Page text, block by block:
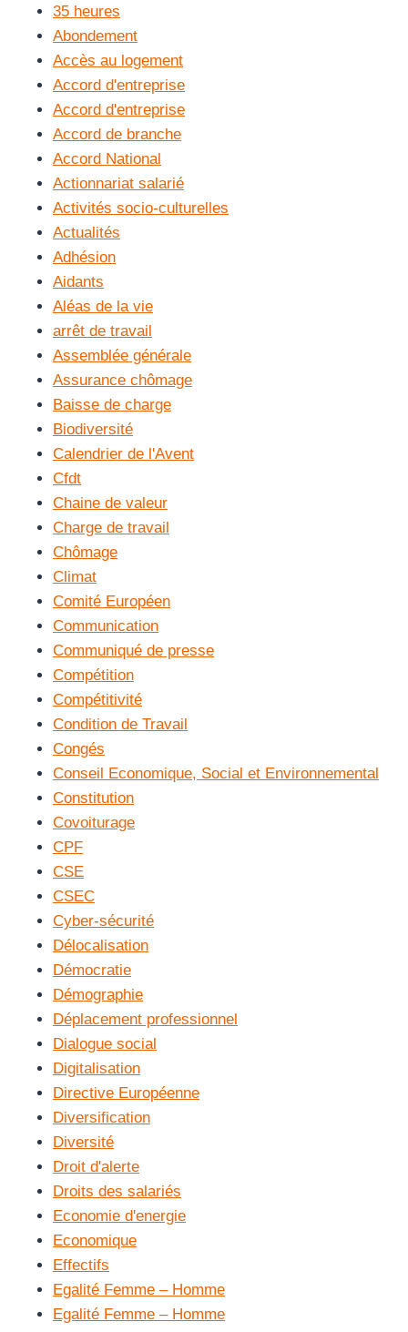
35 heures
Abondement
Accès au logement
Accord d'entreprise
Accord d'entreprise
Accord de branche
Accord National
Actionnariat salarié
Activités socio-culturelles
Actualités
Adhésion
Aidants
Aléas de la vie
arrêt de travail
Assemblée générale
Assurance chômage
Baisse de charge
Biodiversité
Calendrier de l'Avent
Cfdt
Chaine de valeur
Charge de travail
Chômage
Climat
Comité Européen
Communication
Communiqué de presse
Compétition
Compétitivité
Condition de Travail
Congés
Conseil Economique, Social et Environnemental
Constitution
Covoiturage
CPF
CSE
CSEC
Cyber-sécurité
Délocalisation
Démocratie
Démographie
Déplacement professionnel
Dialogue social
Digitalisation
Directive Européenne
Diversification
Diversité
Droit d'alerte
Droits des salariés
Economie d'energie
Economique
Effectifs
Egalité Femme – Homme
Egalité Femme – Homme